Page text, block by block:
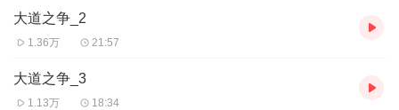
3、如在充值／购买环节遇到问题，您可通过页面右上方按钮，将页
大道之争_2
1.36万 21:57
大道之争_3
1.13万 18:34